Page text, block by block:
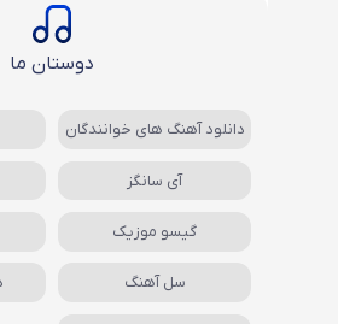
دوستان ما
دانلود آهنگ های خوانندگان
آی سانگز
گیسو موزیک
سل آهنگ